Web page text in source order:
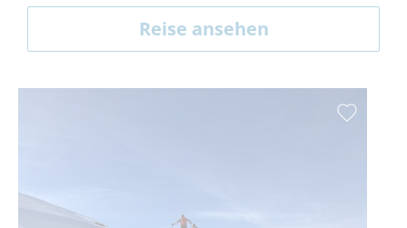
Reise ansehen